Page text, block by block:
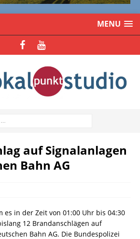
MENU
auf Signalanlagen
Bahn AG
es in der Zeit von 01:00 Uhr bis 04:30
12 Brandanschlägen auf
Bahn AG. Die Bundespolizei